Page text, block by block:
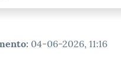
: 04-06-2026, 11:16